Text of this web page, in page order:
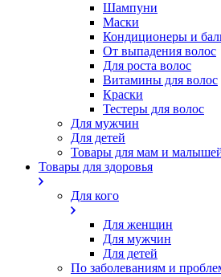
Шампуни
Маски
Кондиционеры и
От выпадения волос
Для роста волос
Витамины для волос
Краски
Тестеры для волос
Для мужчин
Для детей
Товары для мам и
Товары для здоровья
Для кого
Для женщин
Для мужчин
Для детей
По заболеваниям и